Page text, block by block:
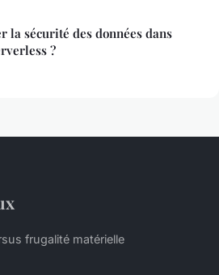
la sécurité des données dans
?
frugalité matérielle